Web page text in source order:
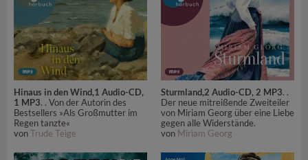
Hinaus in den Wind,1 Audio-CD,
1 MP3. . Von der Autorin des
Bestsellers »Als Großmutter im
Regen tanzte«
vonTrude Teige
Sturmland,2 Audio-CD, 2 MP3. .
Der neue mitreißende Zweiteiler
von Miriam Georg über eine Liebe
gegen alle Widerstände.
von Miriam Georg